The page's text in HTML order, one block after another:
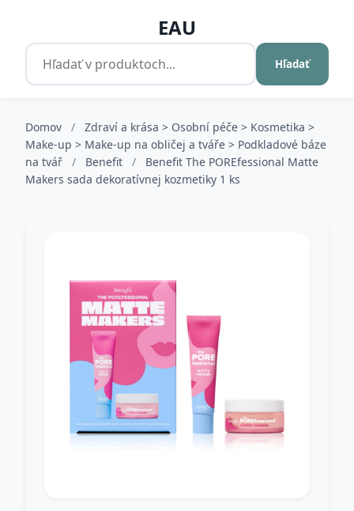
EAU
Hľadať
Domov /
Zdraví a krása > Osobní péče > Kosmetika >
Make-up > Make-up na obličej a tváře > Podkladové báze
na tvář
/ Benefit /
Benefit The POREfessional Matte
Makers sada dekoratívnej kozmetiky 1 ks